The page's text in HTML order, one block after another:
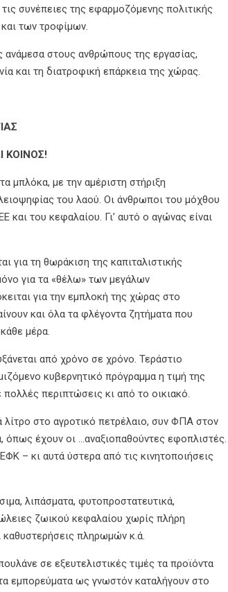
συνέπειες της εφαρμοζόμενης πολιτικής
των τροφίμων.
ανάμεσα στους ανθρώπους της εργασίας,
και τη διατροφική επάρκεια της χώρας.
ΚΟΙΝΟΣ!
μπλόκα, με την αμέριστη στήριξη
του λαού. Οι άνθρωποι του μόχθου
και του κεφαλαίου. Γι’ αυτό ο αγώνας είναι
τη θωράκιση της καπιταλιστικής
για τα «θέλω» των μεγάλων
για την εμπλοκή της χώρας στο
και όλα τα φλέγοντα ζητήματα που
μέρα.
από χρόνο σε χρόνο. Τεράστιο
κυβερνητικό πρόγραμμα η τιμή της
περιπτώσεις κι από το οικιακό.
στο αγροτικό πετρέλαιο, συν ΦΠΑ στον
όπως έχουν οι …αναξιοπαθούντες εφοπλιστές.
– κι αυτά ύστερα από τις κινητοποιήσεις
λιπάσματα, φυτοπροστατευτικά,
ζωικού κεφαλαίου χωρίς πλήρη
καθυστερήσεις πληρωμών κ.ά.
σε εξευτελιστικές τιμές τα προϊόντα
εμπορεύματα ως γνωστόν καταλήγουν στο